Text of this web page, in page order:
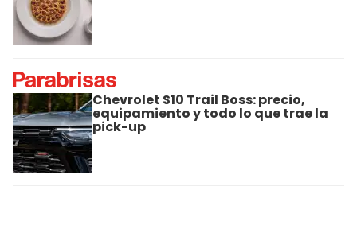
Chevrolet S10 Trail Boss: precio,
equipamiento y todo lo que trae la
pick-up